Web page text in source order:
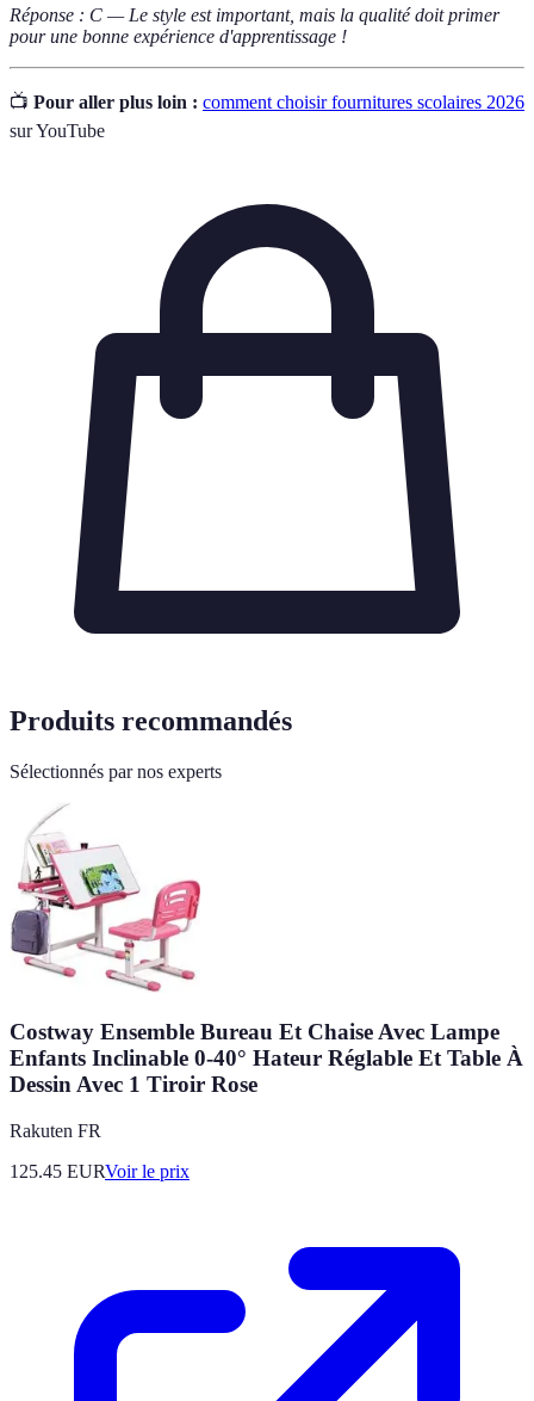
Réponse : C — Le style est important, mais la qualité doit primer
pour une bonne expérience d'apprentissage !
📺 Pour aller plus loin : comment choisir fournitures scolaires 2026
sur YouTube
Produits recommandés
Sélectionnés par nos experts
Costway Ensemble Bureau Et Chaise Avec Lampe
Enfants Inclinable 0-40° Hateur Réglable Et Table À
Dessin Avec 1 Tiroir Rose
Rakuten FR
125.45 EURVoir le prix